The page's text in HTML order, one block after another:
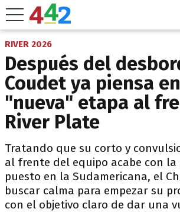
RIVER 2026
Después del
Coudet ya piensa
"nueva" etapa al
River Plate
Tratando que su corto y
al frente del equipo acabe con la
puesto en la Sudamericana, el
buscar calma para empezar su
con el objetivo claro de dar una